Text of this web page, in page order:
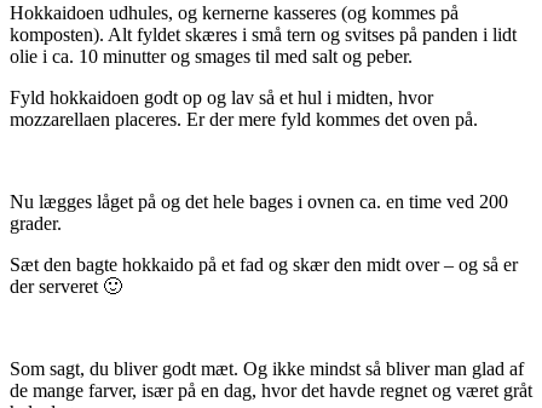
Hokkaidoen udhules, og kernerne kasseres (og kommes på
komposten). Alt fyldet skæres i små tern og svitses på panden i lidt
olie i ca. 10 minutter og smages til med salt og peber.
Fyld hokkaidoen godt op og lav så et hul i midten, hvor
mozzarellaen placeres. Er der mere fyld kommes det oven på.
Nu lægges låget på og det hele bages i ovnen ca. en time ved 200
grader.
Sæt den bagte hokkaido på et fad og skær den midt over – og så er
der serveret 🙂
Som sagt, du bliver godt mæt. Og ikke mindst så bliver man glad af
de mange farver, især på en dag, hvor det havde regnet og været gråt